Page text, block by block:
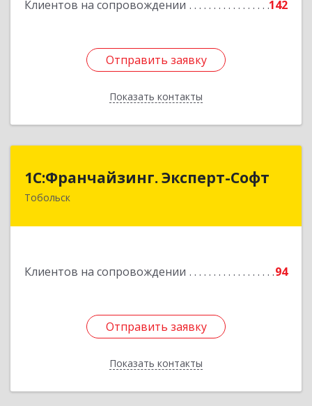
Клиентов на сопровождении 142
Отправить заявку
Показать контакты
Отправить заявку
Назад
1С:Франчайзинг. Эксперт-Софт
Тобольск
Клиентов на сопровождении 94
Отправить заявку
Показать контакты
1С:Франчайзинг. Эксперт-Софт
626150, Тюменская обл, Тобольск г, 7-й мкр,
Отправить заявку
Назад